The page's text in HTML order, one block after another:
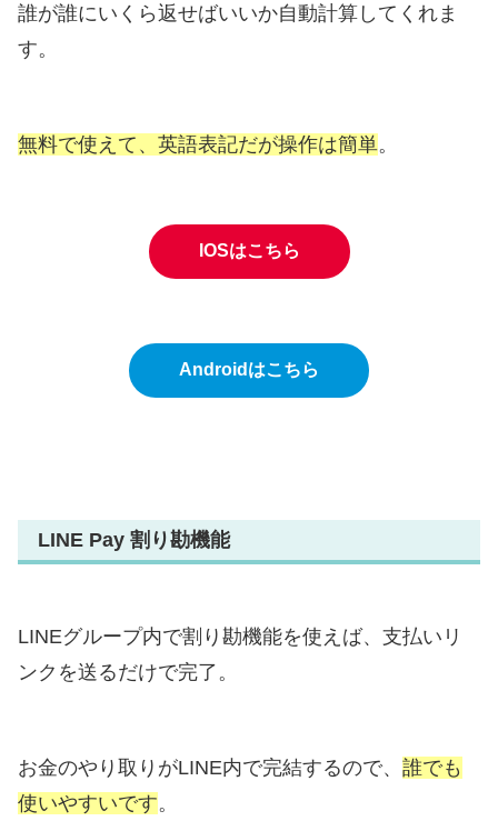
誰が誰にいくら返せばいいか自動計算してくれま
す。
無料で使えて、英語表記だが操作は簡単。
IOSはこちら
Androidはこちら
LINE Pay 割り勘機能
LINEグループ内で割り勘機能を使えば、支払いリ
ンクを送るだけで完了。
お金のやり取りがLINE内で完結するので、 誰でも
使いやすいです。